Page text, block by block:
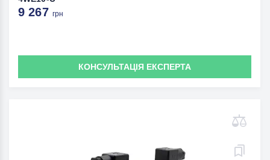
9 267 грн
КОНСУЛЬТАЦІЯ ЕКСПЕРТА